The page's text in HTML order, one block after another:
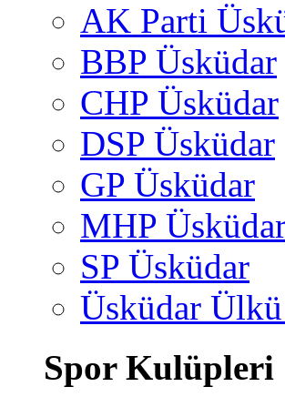
AK Parti
BBP Üsküdar
CHP Üsküdar
DSP Üsküdar
GP Üsküdar
MHP
SP Üsküdar
Üsküdar
Spor Kulüpleri